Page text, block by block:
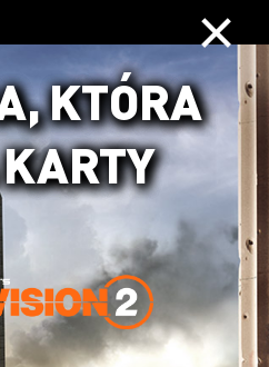
KTÓRA
×